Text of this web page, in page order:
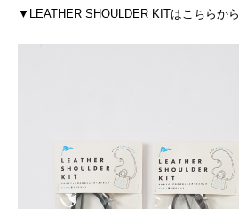
▼LEATHER SHOULDER KITはこちらから